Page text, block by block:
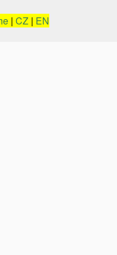
| CZ | EN